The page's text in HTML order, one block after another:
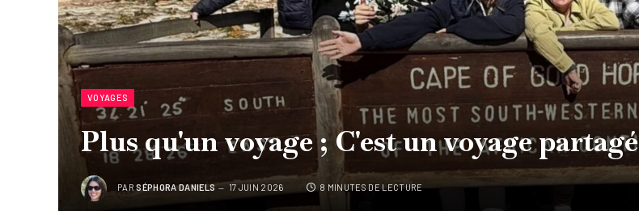
VOYAGES
Plus qu'un voyage ; C'est un voyage partagé
PAR SÉPHORA DANIELS 17 JUIN 2026 8 MINUTES DE LECTURE